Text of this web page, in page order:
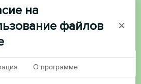
и мы поможем вам
на
файлов
×
О программе